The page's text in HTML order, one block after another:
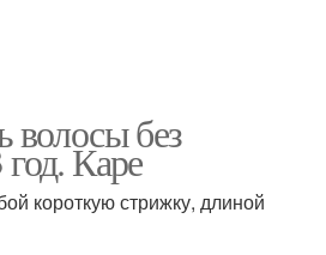
волосы без
Каре
короткую стрижку, длиной